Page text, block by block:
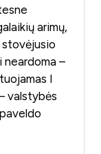
arimų,
–
I
valstybės